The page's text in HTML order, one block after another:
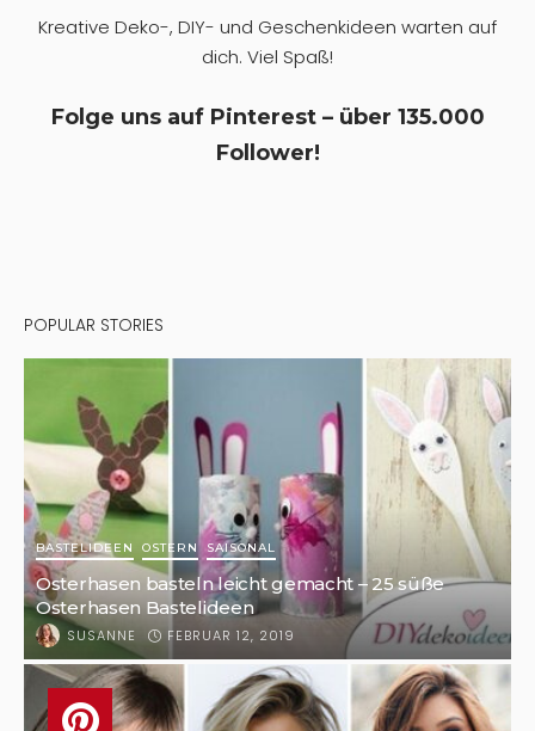
Kreative Deko-, DIY- und Geschenkideen warten auf
dich. Viel Spaß!
Folge uns auf Pinterest – über 135.000
Follower!
POPULAR STORIES
BASTELIDEEN OSTERN SAISONAL
Osterhasen basteln leicht gemacht – 25 süße
Osterhasen Bastelideen
SUSANNE FEBRUAR 12, 2019